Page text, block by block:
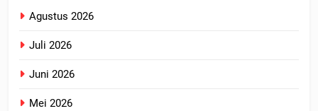
Agustus 2026
Juli 2026
Juni 2026
Mei 2026